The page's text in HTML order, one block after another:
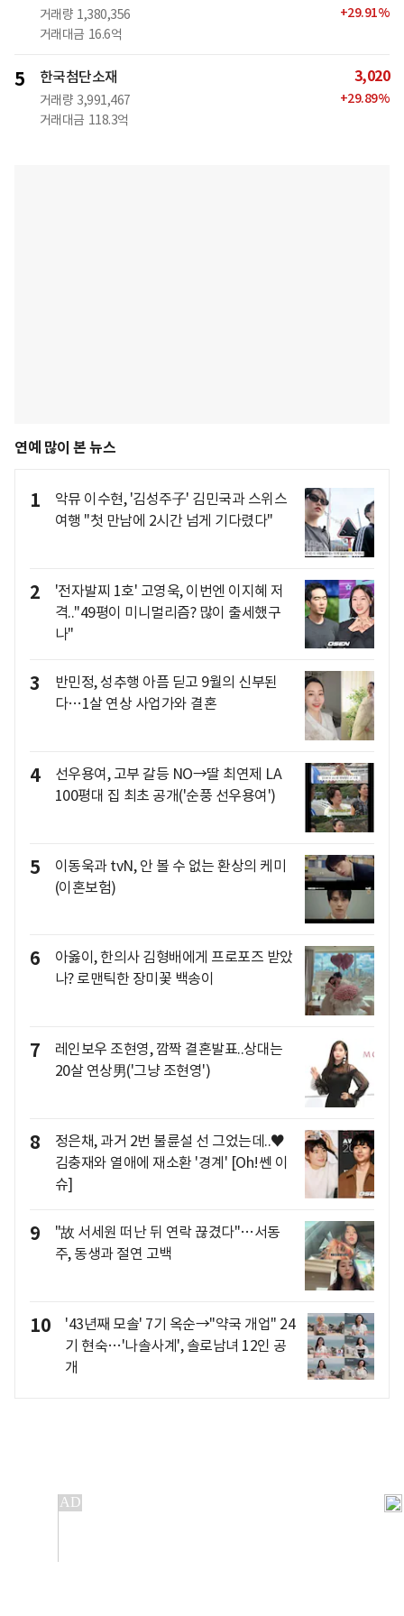
거래량 1,380,356
거래대금 16.6억
+29.91%
5 한국첨단소재
거래량 3,991,467
거래대금 118.3억
3,020
+29.89%
연예 많이 본 뉴스
1
악뮤 이수현, '김성주子' 김민국과 스위스
여행 "첫 만남에 2시간 넘게 기다렸다"
2
'전자발찌 1호' 고영욱, 이번엔 이지혜 저
격.."49평이 미니멀리즘? 많이 출세했구
나"
3
반민정, 성추행 아픔 딛고 9월의 신부된
다…1살 연상 사업가와 결혼
4
선우용여, 고부 갈등 NO→딸 최연제 LA
100평대 집 최초 공개('순풍 선우용여')
5
이동욱과 tvN, 안 볼 수 없는 환상의 케미
(이혼보험)
6
아옳이, 한의사 김형배에게 프로포즈 받았
나? 로맨틱한 장미꽃 백송이
7
레인보우 조현영, 깜짝 결혼발표..상대는
20살 연상男('그냥 조현영')
8
정은채, 과거 2번 불륜설 선 그었는데..♥
김충재와 열애에 재소환 '경계' [Oh!쎈 이
슈]
9
"故 서세원 떠난 뒤 연락 끊겼다"…서동
주, 동생과 절연 고백
10
'43년째 모솔' 7기 옥순→"약국 개업" 24
기 현숙…'나솔사계', 솔로남녀 12인 공
개